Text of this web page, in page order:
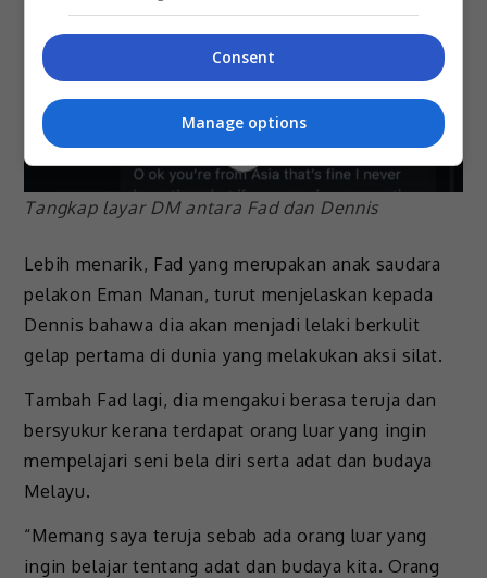
Tangkap layar DM antara Fad dan Dennis
Lebih menarik, Fad yang merupakan anak saudara
pelakon Eman Manan, turut menjelaskan kepada
Dennis bahawa dia akan menjadi lelaki berkulit
gelap pertama di dunia yang melakukan aksi silat.
Tambah Fad lagi, dia mengakui berasa teruja dan
bersyukur kerana terdapat orang luar yang ingin
mempelajari seni bela diri serta adat dan budaya
Melayu.
“Memang saya teruja sebab ada orang luar yang
ingin belajar tentang adat dan budaya kita. Orang
Consent
Manage options